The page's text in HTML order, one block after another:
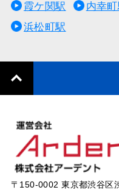
霞ケ関駅
内幸
浜松町駅
〒150-0002 東京都渋谷区